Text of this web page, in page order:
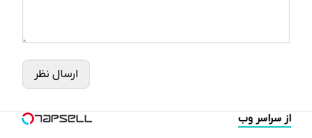
ارسال نظر
از سراسر وب